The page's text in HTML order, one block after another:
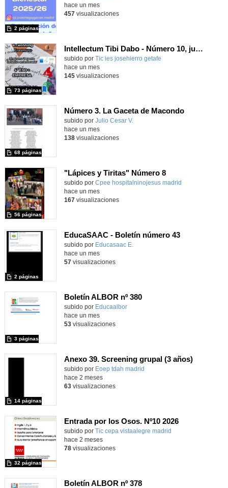
2 páginas
hace un mes
457visualizaciones
Intellectum Tibi Dabo - Número 10, junio 2026
Contenido educativo.
subido por Tic ies josehierro getafe
73 páginas
hace un mes
145visualizaciones
Número 3. La Gaceta de Macondo
Contenido educativo.
subido por Julio Cesar V.
68 páginas
hace un mes
138visualizaciones
"Lápices y Tiritas" Número 8
Contenido educativo.
subido por Cpee hospitalninojesus madrid
56 páginas
hace un mes
167visualizaciones
EducaSAAC - Boletín número 43
subido por Educasaac E.
2 páginas
hace un mes
57visualizaciones
Boletín ALBOR nº 380
Contenido educativo.
subido por Educaalbor
3 páginas
-
hace un mes
53visualizaciones
Anexo 39. Screening grupal (3 años)
Contenido educativo.
subido por Eoep tdah madrid
14 páginas
hace 2 meses
63visualizaciones
Entrada por los Osos. Nº10 2026
Contenido educativo.
subido por Tic cepa vistaalegre madrid
32 páginas
hace 2 meses
78visualizaciones
Boletín ALBOR nº 378